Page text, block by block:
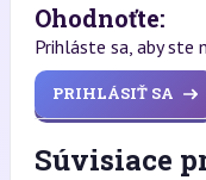
Ohodnoťte:
Prihláste sa, aby ste
PRIHLÁSIŤ SA
Súvisiace